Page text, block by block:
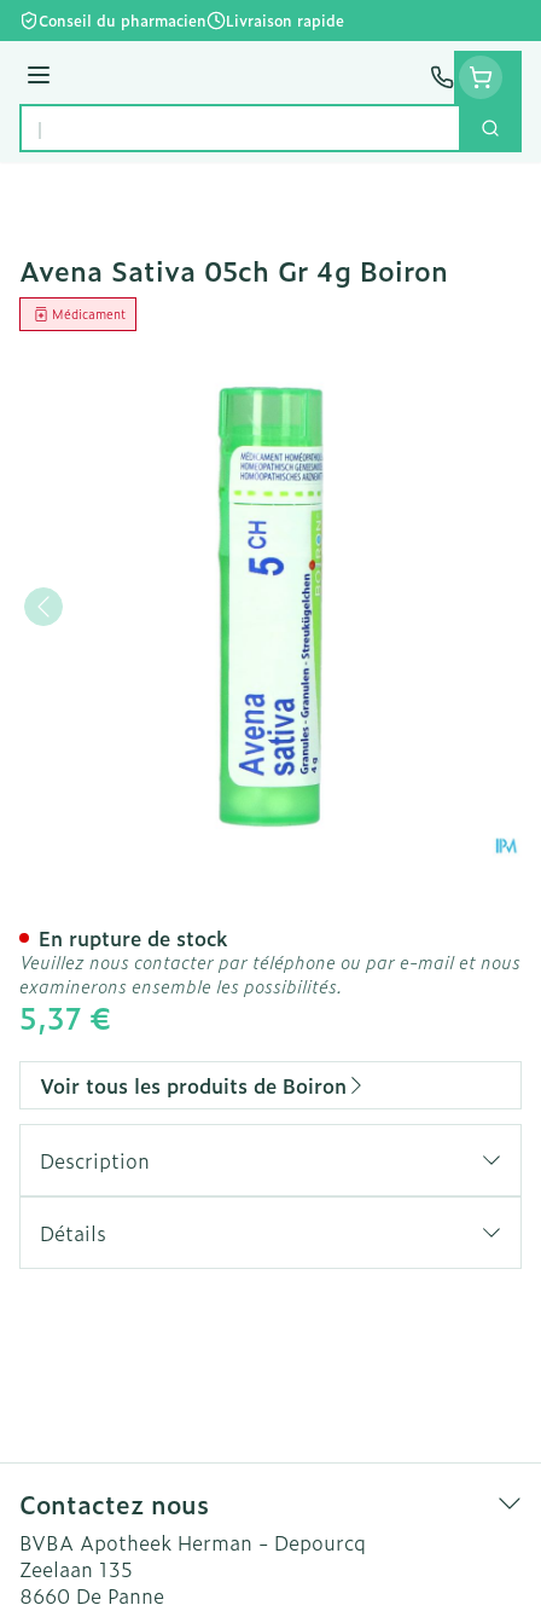
Aller au contenu
Conseil du pharmacien Livraison rapide
Menu
Rechercher
Avena Sativa 05ch Gr 4g Boiron
Médicament
5,37 €
En rupture de stock
Veuillez nous contacter par téléphone ou par e-mail et nous
examinerons ensemble les possibilités.
Voir tous les produits de Boiron
Description
Détails
Contactez nous
BVBA Apotheek Herman - Depourcq
Zeelaan 135
8660 De Panne